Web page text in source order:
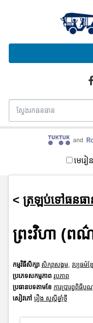
and
មេរៀ
< ត្រឡប់ទៅធនធ
ព្រះវិហា (ព
កម្មវិធីសិក្សា សិក្សាសង្គម, វប្បធម៌ខ្ម
ប្រភេទសកម្មភាព រូបភាព
ប្រធានបទតាមខែ ការប្រារព្ធពិធីបុ
សៀវភៅ រឿង សួស្តីឆ្នាំថ្មី